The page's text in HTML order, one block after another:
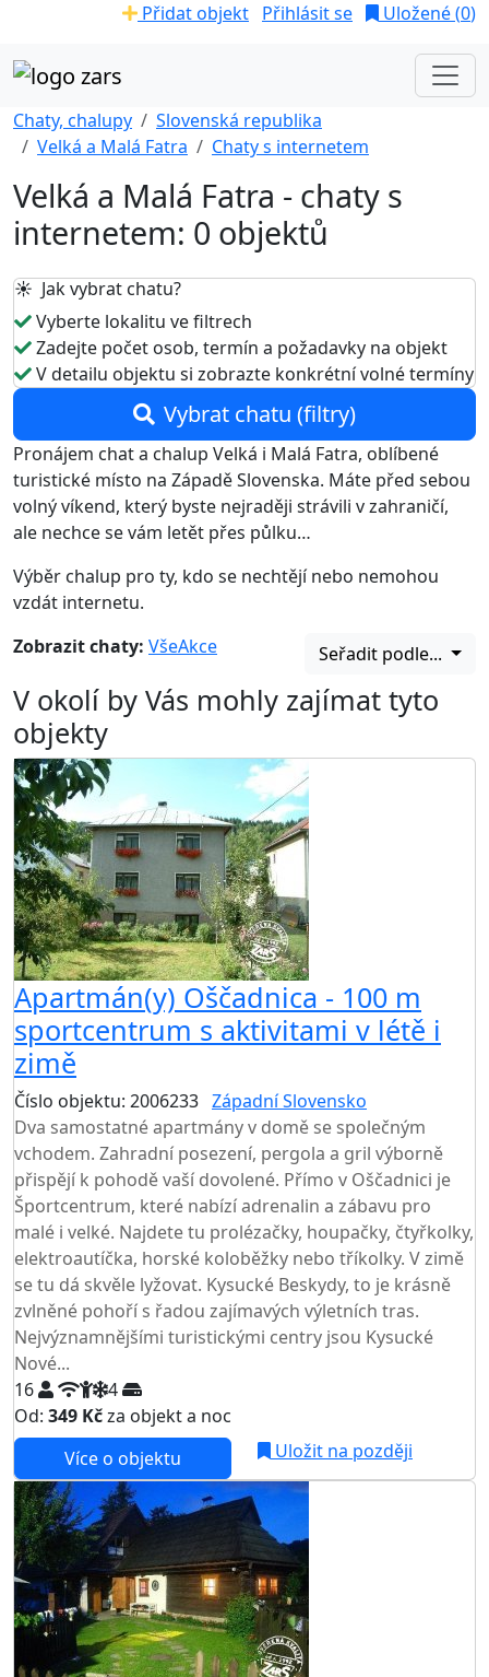
Přidat objekt Přihlásit se Uložené (0)
Chaty, chalupy
Slovenská republika
Velká a Malá Fatra
Chaty s internetem
Velká a Malá Fatra - chaty s
internetem: 0 objektů
☀️ Jak vybrat chatu?
Vyberte lokalitu ve filtrech
Zadejte počet osob, termín a požadavky na objekt
V detailu objektu si zobrazte konkrétní volné termíny
Vybrat chatu (filtry)
Pronájem chat a chalup Velká i Malá Fatra, oblíbené
turistické místo na Západě Slovenska. Máte před sebou
volný víkend, který byste nejraději strávili v zahraničí,
ale nechce se vám letět přes půlku…
Výběr chalup pro ty, kdo se nechtějí nebo nemohou
vzdát internetu.
Zobrazit chaty: VšeAkce Seřadit podle...
V okolí by Vás mohly zajímat tyto
objekty
Apartmán(y) Oščadnica - 100 m
sportcentrum s aktivitami v létě i
zimě
Číslo objektu: 2006233 Západní Slovensko
Dva samostatné apartmány v domě se společným
vchodem. Zahradní posezení, pergola a gril výborně
přispějí k pohodě vaší dovolené. Přímo v Oščadnici je
Športcentrum, které nabízí adrenalin a zábavu pro
malé i velké. Najdete tu prolézačky, houpačky, čtyřkolky,
elektroautíčka, horské koloběžky nebo tříkolky. V zimě
se tu dá skvěle lyžovat. Kysucké Beskydy, to je krásně
zvlněné pohoří s řadou zajímavých výletních tras.
Nejvýznamnějšími turistickými centry jsou Kysucké
Nové...
16
4
Od: 349 Kčza objekt a noc
Více o objektu
Uložit na později